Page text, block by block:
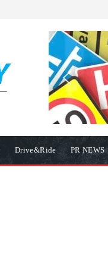
Drive&Ride PR NEWS